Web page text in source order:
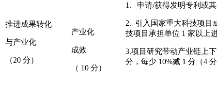
推进成果转化
与产业化
（20 分）
产业化
成效
（ 10 分）
1. 申请/获得发明专利或
2. 引入国家重大科技项目
技项目承担单位 1 家以上
3.项目研究带动产业链上
分，每少 10%减 1 分（4